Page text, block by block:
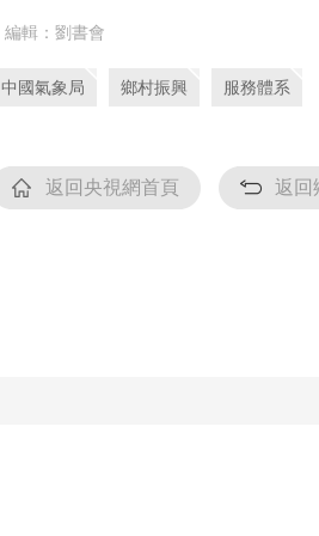
編輯：劉書會
中國氣象局 鄉村振興 服務體系
返回央視網首頁 返回